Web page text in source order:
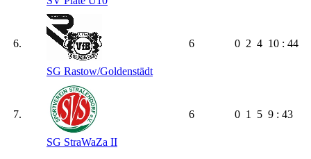
6.
SG Rastow/​Goldenstädt
6 0 2 4 10 : 44
7.
SG StraWaZa II
6 0 1 5 9 : 43